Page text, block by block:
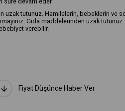
uzak tutunuz. Hamilelerin, bebeklerin ve
Gıda maddelerinden uzak
verebilir.
Fiyat Düşünce Haber Ver